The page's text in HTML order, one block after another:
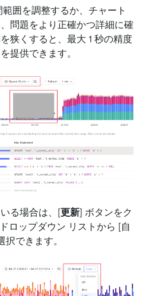
囲を調整するか、チャート
問題をより正確かつ詳細に確
狭くすると、最大 1 秒の精度
提供できます。
る場合は、 [更新] ボタンをク
ドロップダウン リストから [自
択できます。